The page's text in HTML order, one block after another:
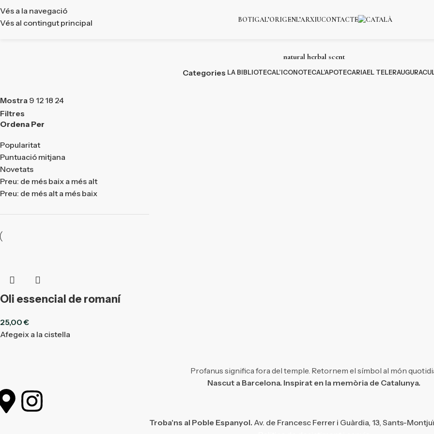
Vés a la navegació
Vés al contingut principal
BOTIGAL’ORIGENL’ARXIUCONTACTE
natural herbal scent
Categories LA BIBLIOTECAL’ICONOTECAL’APOTECARIAEL TELER
Mostra 9 12 18 24
Filtres
Ordena Per
Popularitat
Puntuació mitjana
Novetats
Preu: de més baix a més alt
Preu: de més alt a més baix
Oli essencial de romaní
25,00€
Afegeix a la cistella
Profanus significa fora del temple. Retornem el símbol al món
Nascut a Barcelona. Inspirat en la memòria de Catalunya.
Troba'ns al Poble Espanyol. Av. de Francesc Ferrer i Guàrdia, 13, Sants-